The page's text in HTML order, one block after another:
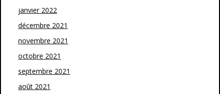
janvier 2022
décembre 2021
novembre 2021
octobre 2021
septembre 2021
août 2021